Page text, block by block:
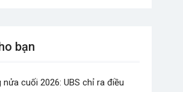
bạn
nửa cuối 2026: UBS chỉ ra điều